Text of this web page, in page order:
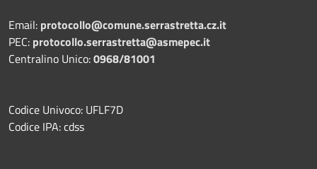
Email: protocollo@comune.serrastretta.cz.it
PEC: protocollo.serrastretta@asmepec.it
Centralino Unico:0968/81001
Codice Univoco: UFLF7D
Codice IPA: cdss